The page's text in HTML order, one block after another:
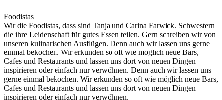
Foodistas
Wir die Foodistas, dass sind Tanja und Carina Farwick. Schwestern
die ihre Leidenschaft für gutes Essen teilen. Gern schreiben wir von
unseren kulinarischen Ausflügen. Denn auch wir lassen uns gerne
einmal bekochen. Wir erkunden so oft wie möglich neue Bars,
Cafes und Restaurants und lassen uns dort von neuen Dingen
inspirieren oder einfach nur verwöhnen. Denn auch wir lassen uns
gerne einmal bekochen. Wir erkunden so oft wie möglich neue Bars,
Cafes und Restaurants und lassen uns dort von neuen Dingen
inspirieren oder einfach nur verwöhnen.